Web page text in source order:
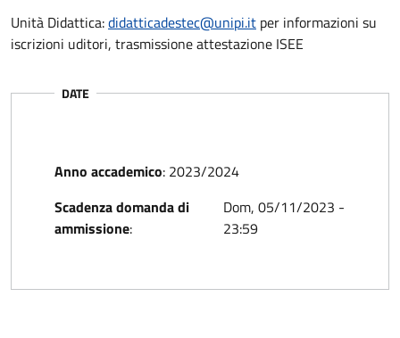
Unità Didattica:didatticadestec@unipi.it per informazioni su
iscrizioni uditori, trasmissione attestazione ISEE
DATE
Anno accademico: 2023/2024
Scadenza domanda di
ammissione:
Dom, 05/11/2023 -
23:59